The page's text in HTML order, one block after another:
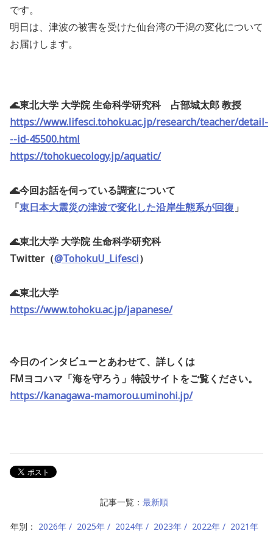
です。
明日は、津波の被害を受けた仙台湾の干潟の変化について
お届けします。
🌊東北大学 大学院 生命科学研究科 占部城太郎 教授
https://www.lifesci.tohoku.ac.jp/research/teacher/detail-
--id-45500.html
https://tohokuecology.jp/aquatic/
🌊今回お話を伺っている調査について
「東日本大震災の津波で変化した沿岸生態系が回復 」
🌊東北大学 大学院 生命科学研究科
Twitter（@TohokuU_Lifesci）
🌊東北大学
https://www.tohoku.ac.jp/japanese/
今日のインタビューとあわせて、詳しくは
FMヨコハマ「海を守ろう」特設サイトをご覧ください。
https://kanagawa-mamorou.uminohi.jp/
記事一覧： 最新順
年別： 2026年 2025年 2024年 2023年 2022年 2021年